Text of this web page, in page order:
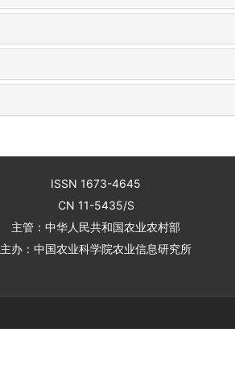
ISSN 1673-4645
CN 11-5435/S
主管：中华人民共和国农业农村部
主办：中国农业科学院农业信息研究所